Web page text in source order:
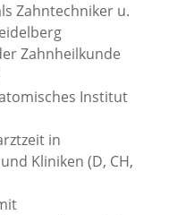
Zahntechniker u.
Zahnheilkunde
Institut
in
Kliniken (D, CH,